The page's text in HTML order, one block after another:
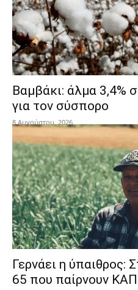
Βαμβάκι: άλμα 3,4%
για τον σύσπορο
8 Αυγούστου, 2026
Γερνάει η ύπαιθρος:
65 που παίρνουν ΚΑΠ